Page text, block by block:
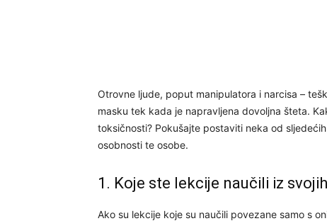
Otrovne ljude, poput manipulatora i narcisa –
masku tek kada je napravljena dovoljna šteta.
toksičnosti? Pokušajte postaviti neka od
osobnosti te osobe.
1. Koje ste lekcije naučili iz
Ako su lekcije koje su naučili povezane samo s